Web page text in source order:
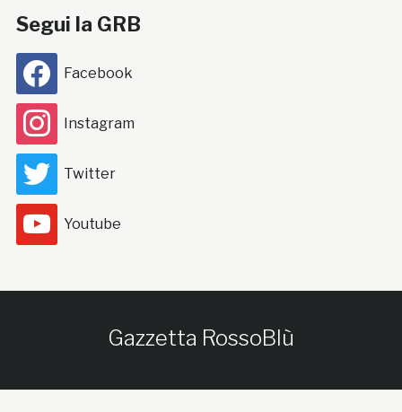
Segui la GRB
Facebook
Instagram
Twitter
Youtube
Gazzetta RossoBlù